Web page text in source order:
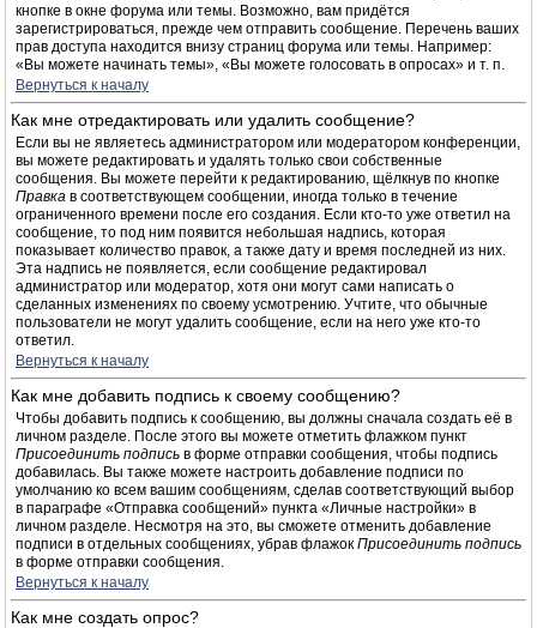
кнопке в окне форума или темы. Возможно, вам придётся
зарегистрироваться, прежде чем отправить сообщение. Перечень ваших
прав доступа находится внизу страниц форума или темы. Например:
«Вы можете начинать темы», «Вы можете голосовать в опросах» и т. п.
Вернуться к началу
Как мне отредактировать или удалить сообщение?
Если вы не являетесь администратором или модератором конференции,
вы можете редактировать и удалять только свои собственные
сообщения. Вы можете перейти к редактированию, щёлкнув по кнопке
Правка в соответствующем сообщении, иногда только в течение
ограниченного времени после его создания. Если кто-то уже ответил на
сообщение, то под ним появится небольшая надпись, которая
показывает количество правок, а также дату и время последней из них.
Эта надпись не появляется, если сообщение редактировал
администратор или модератор, хотя они могут сами написать о
сделанных изменениях по своему усмотрению. Учтите, что обычные
пользователи не могут удалить сообщение, если на него уже кто-то
ответил.
Вернуться к началу
Как мне добавить подпись к своему сообщению?
Чтобы добавить подпись к сообщению, вы должны сначала создать её в
личном разделе. После этого вы можете отметить флажком пункт
Присоединить подпись в форме отправки сообщения, чтобы подпись
добавилась. Вы также можете настроить добавление подписи по
умолчанию ко всем вашим сообщениям, сделав соответствующий выбор
в параграфе «Отправка сообщений» пункта «Личные настройки» в
личном разделе. Несмотря на это, вы сможете отменить добавление
подписи в отдельных сообщениях, убрав флажок Присоединить подпись
в форме отправки сообщения.
Вернуться к началу
Как мне создать опрос?